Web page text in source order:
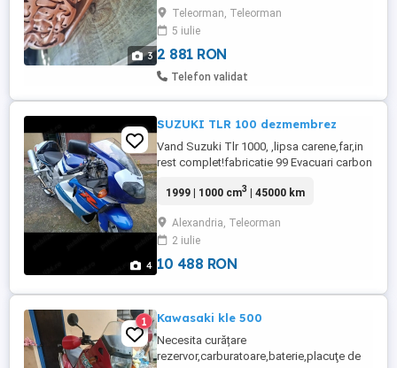
3
Teleorman, Teleorman
5 iulie
2 881 RON
Telefon validat
4
SUZUKI TLR 100 dezmembrez
Vand Suzuki Tlr 1000, ,lipsa carene,far,in
rest complet!fabricatie 99 Evacuari carbon
00trei466unu459doizeropatru
1999 | 1000 cm3 | 45000 km
Alexandria, Teleorman
2 iulie
10 488 RON
1 Kawasaki kle 500
Necesita curățare
rezervor,carburatoare,baterie,placuţe de